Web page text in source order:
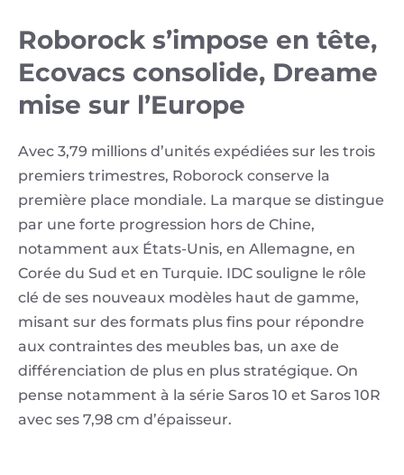
Roborock s’impose en tête,
Ecovacs consolide, Dreame
mise sur l’Europe
Avec 3,79 millions d’unités expédiées sur les trois
premiers trimestres, Roborock conserve la
première place mondiale. La marque se distingue
par une forte progression hors de Chine,
notamment aux États-Unis, en Allemagne, en
Corée du Sud et en Turquie. IDC souligne le rôle
clé de ses nouveaux modèles haut de gamme,
misant sur des formats plus fins pour répondre
aux contraintes des meubles bas, un axe de
différenciation de plus en plus stratégique. On
pense notamment à la série Saros 10 et Saros 10R
avec ses 7,98 cm d’épaisseur.